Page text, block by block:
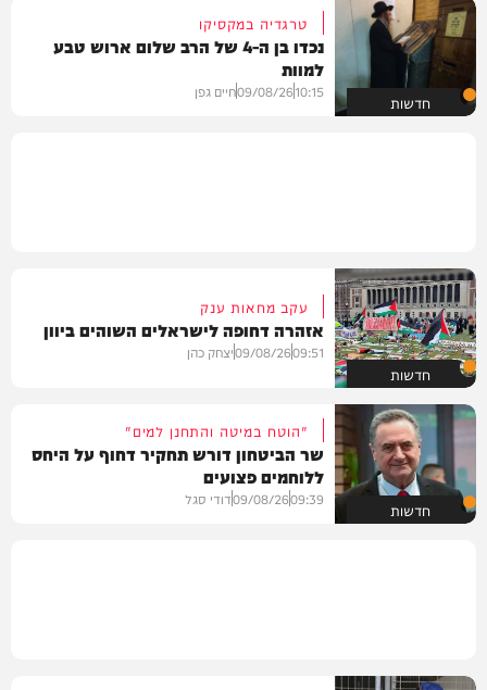
חדשות
טרגדיה במקסיקו
נכדו בן ה-4 של הרב שלום ארוש טבע
למוות
10:15
09/08/26חיים גפן
חדשות
עקב מחאות ענק
אזהרה דחופה לישראלים השוהים ביוון
09:51
09/08/26יצחק כהן
חדשות
"הוטח במיטה והתחנן למים"
שר הביטחון דורש תחקיר דחוף על היחס
ללוחמים פצועים
09:39
09/08/26דודי סגל